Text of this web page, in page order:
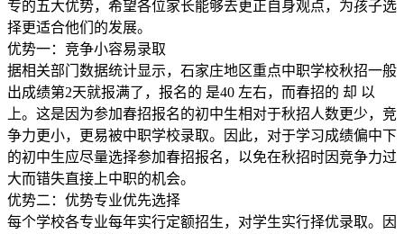
专的五大优势，希望各位家长能够去更正自身观点，为孩子选
择更适合他们的发展。
优势一：竞争小容易录取
据相关部门数据统计显示，石家庄地区重点中职学校秋招一般
出成绩第2天就报满了，报名的 是40 左右，而春招的 却 以
上。这是因为参加春招报名的初中生相对于秋招人数更少，竞
争力更小，更易被中职学校录取。因此，对于学习成绩偏中下
的初中生应尽量选择参加春招报名，以免在秋招时因竞争力过
大而错失直接上中职的机会。
优势二：优势专业优先选择
每个学校各专业每年实行定额招生，对学生实行择优录取。因